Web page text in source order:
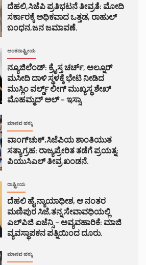
ದೆಹಲಿ,ಸಿಜೆಪಿ ಪ್ರತಿಭಟನೆ ತೀವ್ರತೆ: ಮೋದಿ
ಸರ್ಕಾರಕ್ಕೆ ಅಧಿಕವಾದ ಒತ್ತಡ, ರಾಹುಲ್
ಬಂಧನ,ಜನ ಜಮಾವಣೆ.
ಅಂತರಾಷ್ಟ್ರೀಯ
ನ್ಯೂಜಿಲೆಂಡ್: ಕ್ರೈಸ್ತ ಚರ್ಚ್, ಅಲ್ನೂರ್
ಮಸೀದಿ ದಾಳಿ ಸ್ಥಳಕ್ಕೆ ಭೇಟಿ ನೀಡಿದ
ಮುಸ್ಲಿಂ ವರ್ಲ್ಡ್ ಲೀಗ್ ಮುಖ್ಯಸ್ಥ ಶೇಖ್
ಮೊಹಮ್ಮದ್ ಅಲ್ – ಇಸ್ಸಾ.
ಮಾನವ ಹಕ್ಕು
ವಾಂಗ್‌ಚುಕ್,ಸಿಜೆಪಿಯ ಶಾಂತಿಯುತ
ಸತ್ಯಾಗ್ರಹ: ರಾಜ್ಯಪ್ರೇರಿತ ತಡೆಗೆ ಪ್ರಯತ್ನ:
ಪಿಯುಸಿಎಲ್ ತೀವ್ರ ಖಂಡನೆ.
ರಾಷ್ಟ್ರೀಯ
ದೆಹಲಿ ಹೈ ನ್ಯಾಯಾಧೀಶ, ಆ ನಂತರ
ಮಣಿಪುರ ಸಿಜೆ,ತನ್ನ ಸೇವಾವಧಿಯಲ್ಲಿ
ಎಲ್‌ಪಿಜಿ ಏಜೆನ್ಸಿ – ಅವ್ಯವಹಾರಿಕೆ: ಮಾಜಿ
ವ್ಯವಸ್ಥಾಪಕನ ಪತ್ನಿಯಿಂದ ದೂರು.
ಮಾನವ ಹಕ್ಕು